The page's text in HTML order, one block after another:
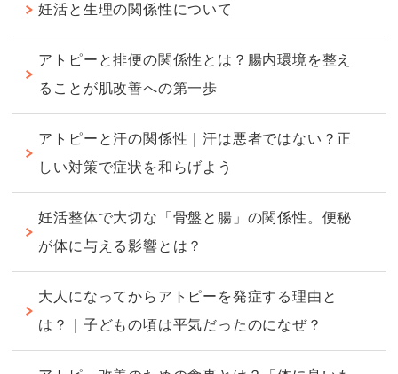
妊活と生理の関係性について
アトピーと排便の関係性とは？腸内環境を整え
ることが肌改善への第一歩
アトピーと汗の関係性｜汗は悪者ではない？正
しい対策で症状を和らげよう
妊活整体で大切な「骨盤と腸」の関係性。便秘
が体に与える影響とは？
大人になってからアトピーを発症する理由と
は？｜子どもの頃は平気だったのになぜ？